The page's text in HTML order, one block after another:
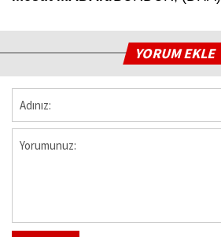
YORUM EKLE